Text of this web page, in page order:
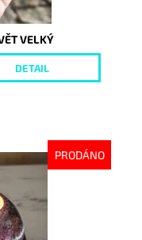
VELKÝ
DETAIL
PRODÁNO